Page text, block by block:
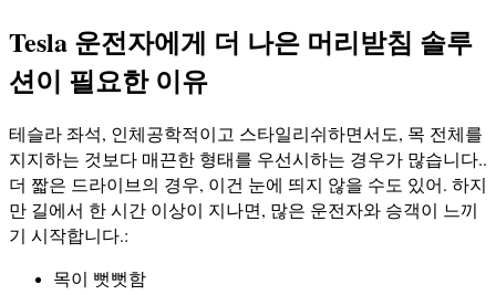
Tesla 운전자에게 더 나은 머리받침 솔루
션이 필요한 이유
테슬라 좌석, 인체공학적이고 스타일리쉬하면서도, 목 전체를
지지하는 것보다 매끈한 형태를 우선시하는 경우가 많습니다..
더 짧은 드라이브의 경우, 이건 눈에 띄지 않을 수도 있어. 하지
만 길에서 한 시간 이상이 지나면, 많은 운전자와 승객이 느끼
기 시작합니다.:
목이 뻣뻣함